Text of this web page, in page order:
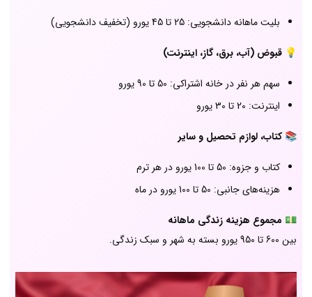
بلیت ماهانه دانشجویی: 25 تا 45 یورو (تخفیف دانشجویی)
💡 قبوض (آب، برق، گاز، اینترنت)
سهم هر نفر در خانه اشتراکی: 50 تا 90 یورو
اینترنت: 20 تا 30 یورو
📚کتاب، لوازم تحصیل و سایر
کتاب و جزوه: 50 تا 100 یورو در هر ترم
هزینه‌های جانبی: 50 تا 100 یورو در ماه
💵 مجموع هزینه زندگی ماهانه
بین 600 تا 950 یورو بسته به شهر و سبک زندگی.